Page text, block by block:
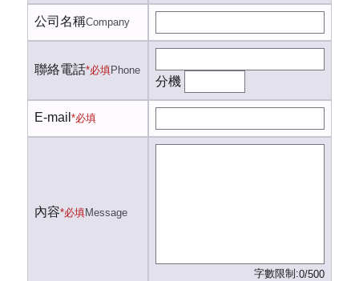
公司名稱Company
聯絡電話*必填Phone
分機
E-mail *必填
內容*必填Message
字數限制:0/500